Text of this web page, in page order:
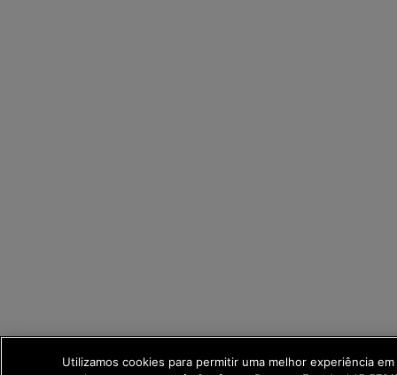
Utilizamos cookies para permitir uma melhor experiência